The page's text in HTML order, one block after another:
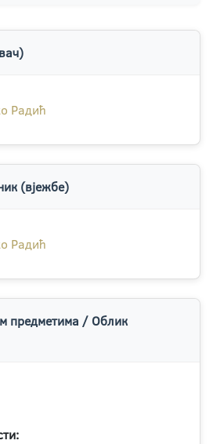
Радић
(вјежбе)
Радић
предметима / Облик